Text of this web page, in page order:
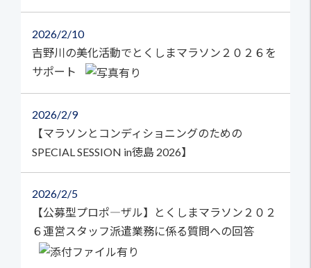
2026 2/10
吉野川の美化活動でとくしまマラソン２０２６を
サポート
2026 2/9
【マラソンとコンディショニングのための
SPECIAL SESSION in徳島 2026】
2026 2/5
【公募型プロポ―ザル】とくしまマラソン２０２
６運営スタッフ派遣業務に係る質問への回答